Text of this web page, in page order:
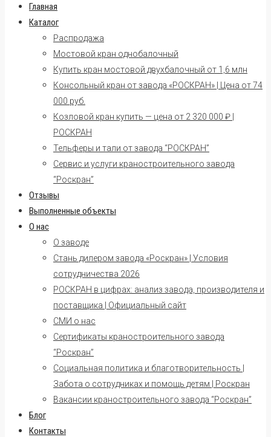
Главная
Каталог
Распродажа
Мостовой кран однобалочный
Купить кран мостовой двухбалочный от 1,6 млн
Консольный кран от завода «РОСКРАН» | Цена от 74
000 руб.
Козловой кран купить — цена от 2 320 000 ₽ |
РОСКРАН
Тельферы и тали от завода “РОСКРАН”
Сервис и услуги краностроительного завода
“Роскран”
Отзывы
Выполненные объекты
О нас
О заводе
Стань дилером завода «Роскран» | Условия
сотрудничества 2026
РОСКРАН в цифрах: анализ завода, производителя и
поставщика | Официальный сайт
СМИ о нас
Сертификаты краностроительного завода
“Роскран”
Социальная политика и благотворительность |
Забота о сотрудниках и помощь детям | Роскран
Вакансии краностроительного завода “Роскран”
Блог
Контакты